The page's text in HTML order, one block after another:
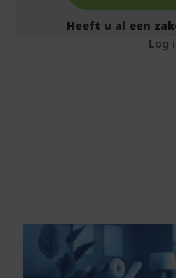
Heeft u al een
Log